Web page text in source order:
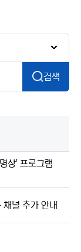
검색
상' 프로그램
널 추가 안내